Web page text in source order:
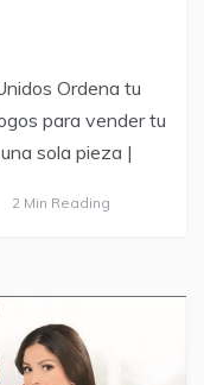
Ordena tu
para vender tu
sola pieza |
2 Min Reading